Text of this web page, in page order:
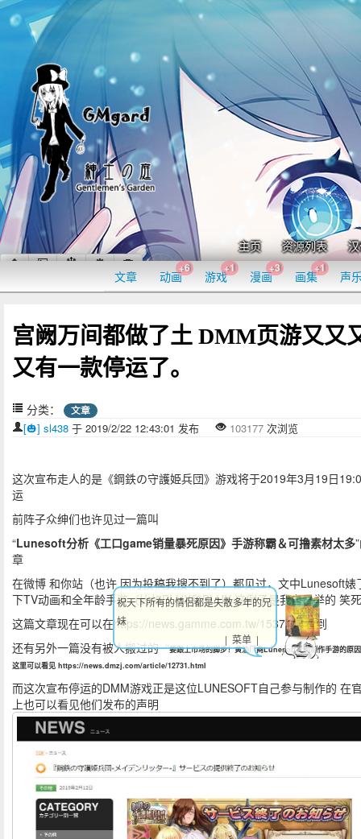
主页 资源列表
文章 动画
+6
游戏
+1
漫画
+3
画集
+1
声
宫阙万间都做了土 DMM页游又又
又有一款停运了。
分类： 文章
[🎃] sl438 于 2019/2/22 12:43:01 发布 103177 次浏览
这次宣布走人的是《鋼鉄の守護姫兵団》游戏将于2019年3月19日
运
前阵子众绅们也许见过一篇叫
“Lunesoft分析《工口game销量暴死原因》手游称霸＆可撸素材太多
章
在微博 和你站（也许 因为投稿我搜不到了）都见过，文中Lunesoft婊
下TV动画和全年龄手游（比如BLHX和BLHX 这例子是我自己举的 笑
这篇文章现在可以在https://news.gamme.com.tw/1537114看到
还有另外一篇没有被人搬过的 “要跟上市场的脚步！黄油厂商Lunesoft说明制作手游的原
这里可以看见 https://news.dmzj.com/article/12731.html
而这次宣布停运的DMM游戏正是这位LUNESOFT自己参与制作的 在
上也可以看见他们发布的声明
祝天下所有的情侣都是失散多年的兄
妹
| 菜单 |